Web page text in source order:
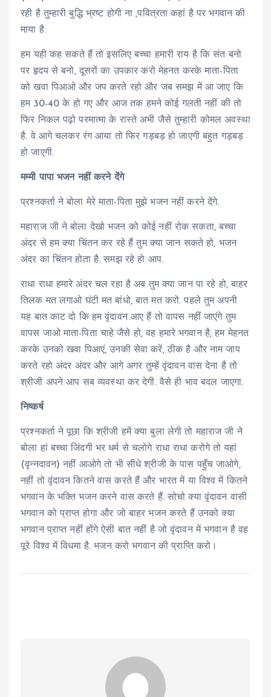
रही है तुम्हारी बुद्धि भ्रष्ट होगी ना ,पवित्रता कहां है पर भगवान की
माया है.
हम यही कह सकते हैं तो इसलिए बच्चा हमारी राय है कि संत बनो
पर हृदय से बनो, दूसरों का उपकार करो मेहनत करके माता-पिता
को खवा पिआओ और जप करते रहो और जब समझ में आ जाए कि
हम 30-40 के हो गए और आज तक हमने कोई गलती नहीं की तो
फिर निकल पढ़ो परमात्मा के रास्ते अभी जैसे तुम्हारी कोमल अवस्था
है. वे आगे चलकर रंग आया तो फिर गड़बड़ हो जाएगी बहुत गड़बड़
हो जाएगी.
मम्मी पापा भजन नहीं करने देंगे
प्रश्नकर्ता ने बोला मेरे माता-पिता मुझे भजन नहीं करने देंगे.
महाराज जी ने बोला देखो भजन को कोई नहीं रोक सकता, बच्चा
अंदर से हम क्या चिंतन कर रहे हैं तुम क्या जान सकते हो, भजन
अंदर का चिंतन होता है. समझ रहे हो आप.
राधा राधा हमारे अंदर चल रहा है अब तुम क्या जान पा रहे हो, बाहर
तिलक मत लगाओ घंटी मत बांधो, बात मत करो. पहले तुम अपनी
यह बात काट दो कि हम वृंदावन आए हैं तो वापस नहीं जाएंगे तुम
वापस जाओ माता-पिता चाहे जैसे हो, वह हमारे भगवान है, हम मेहनत
करके उनको खवा पिआएं, उनकी सेवा करें, ठीक है और नाम जाप
करते रहो अंदर अंदर और आगे अगर तुम्हें वृंदावन वास देना है तो
श्रीजी अपने आप सब व्यवस्था कर देगी. वैसे ही भाव बदल जाएगा.
निष्कर्ष
प्रश्नकर्ता ने पूछा कि श्रीजी हमें क्या बुला लेगी तो महाराज जी ने
बोला हां बच्चा जिंदगी भर धर्म से चलोगे राधा राधा करोगे तो यहां
(वृन्नदावन) नहीं आओगे तो भी सीधे श्रीजी के पास पहुँच जाओगे,
नहीं तो वृंदावन कितने वास करते हैं और भारत में या विश्व में कितने
भगवान के भक्ति भजन करने वास करते हैं. सोचो क्या वृंदावन वासी
भगवान को प्राप्त होगा और जो बाहर भजन करते हैं उनको क्या
भगवान प्राप्त नहीं होंगे ऐसी बात नहीं है जो वृंदावन में भगवान है वह
पूरे विश्व में विधमा है. भजन करो भगवान की प्राप्ति करो।